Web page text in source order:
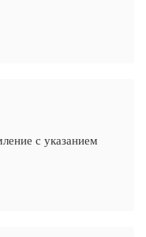
с указанием